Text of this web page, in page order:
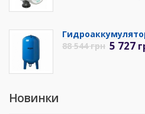
88 544грн 5 727
Новинки